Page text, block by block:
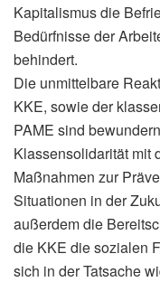
Kapitalismus die
Bedürfnisse der
behindert.
Die unmittelbare
KKE, sowie der
PAME sind
Klassensolidarität mit
Maßnahmen zur
Situationen in der
außerdem die
die KKE die sozialen
sich in der Tatsache